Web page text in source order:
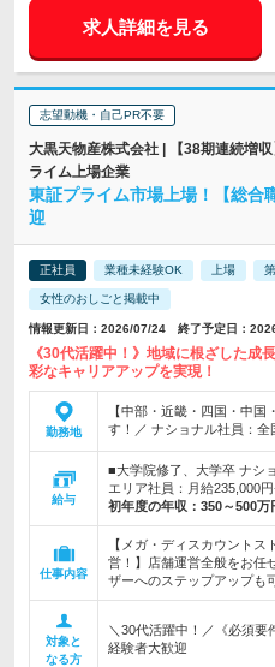
求人詳細を見る
志望動機・自己PR不要
大黒天物産株式会社 | 【38期連続増
ライム上場企業
東証プライム市場上場！【総
迎
正社員 業種未経験OK 上場
女性のおしごと掲載中
情報更新日：2026/07/24 終了予定日：
《30代活躍中！》地域に根ざした成
彩なキャリアアップを実現！
勤務地
【中部・近畿・四国・中国
す！／ ナショナル社員：全
給与
■大学院修了、大学卒 ナシ
エリア社員：月給235,000
初年度の年収： 350～500万
仕事内容
【メガ・ディスカウント
営！】店舗運営全般をお任
ザーへのステップアップも
対象と
なる方
＼30代活躍中！／《必須
経験者大歓迎